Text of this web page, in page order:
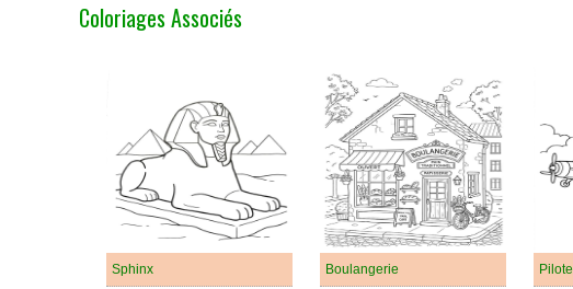
Coloriages Associés
Sphinx Boulangerie Pilote